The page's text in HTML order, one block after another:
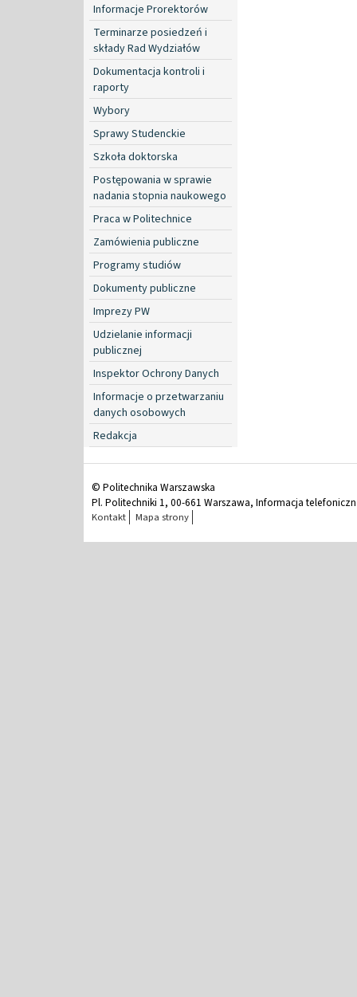
Informacje Prorektorów
Terminarze posiedzeń i
składy Rad Wydziałów
Dokumentacja kontroli i
raporty
Wybory
Sprawy Studenckie
Szkoła doktorska
Postępowania w sprawie
nadania stopnia naukowego
Praca w Politechnice
Zamówienia publiczne
Programy studiów
Dokumenty publiczne
Imprezy PW
Udzielanie informacji
publicznej
Inspektor Ochrony Danych
Informacje o przetwarzaniu
danych osobowych
Redakcja
© Politechnika Warszawska
Pl. Politechniki 1, 00-661 Warszawa, Informacja
Kontakt Mapa strony